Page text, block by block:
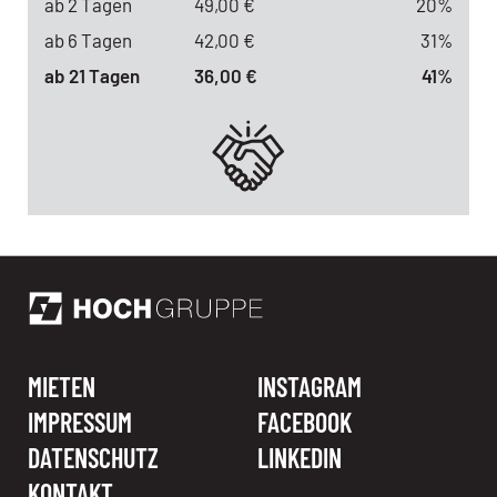
ab 2 Tagen 49,00 €
20%
ab 6 Tagen
42,00 €
31%
ab 21 Tagen
36,00 € 41%
MIETEN
IMPRESSUM
DATENSCHUTZ
INSTAGRAM
FACEBOOK
LINKEDIN